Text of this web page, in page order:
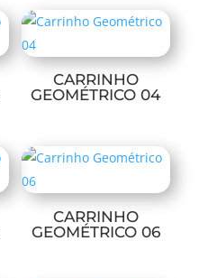
CARRINHO
GEOMÉTRICO 04
CARRINHO
GEOMÉTRICO 06